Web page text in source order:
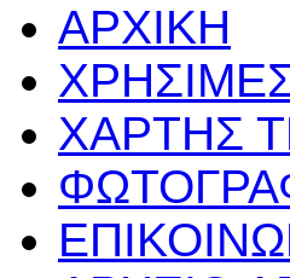
ΑΡΧΙΚΗ
ΧΑΡΤΗΣ